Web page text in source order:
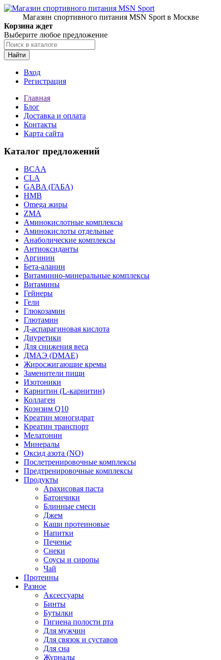
Магазин спортивного питания MSN Sport в Москве
Корзина ждет
Выберите любое предложение
Найти
Вход
Регистрация
Главная
Блог
Доставка и оплата
Контакты
Карта сайта
Каталог предложений
BCAA
CLA
GABA (ГАБА)
HMB
Omega жиры
ZMA
Аминокислотные комплексы
Аминокислоты отдельные
Анаболические комплексы
Антиоксиданты
Аргинин
Бета-аланин
Витаминно-минеральные комплексы
Витамины
Гейнеры
Гели
Глюкозамин
Глютамин
Д-аспарагиновая кислота
Диуретики
Для снижения веса
ДМАЭ (DMAE)
Жиросжигающие кремы
Заменители пищи
Изотоники
Карнитин (L-карнитин)
Коллаген
Коэнзим Q10
Креатин моногидрат
Креатин транспорт
Мелатонин
Минералы
Оксид азота (NO)
Послетренировочные комплексы
Предтренировочные комплексы
Продукты
Арахисовая паста
Батончики
Блинные смеси
Джем
Каши протеиновые
Напитки
Печенье
Снеки
Соусы и сиропы
Чай
Протеины
Разное
Аксессуары
Бинты
Бутылки
Гигиена полости рта
Для мужчин
Для связок и суставов
Для сна
Журналы